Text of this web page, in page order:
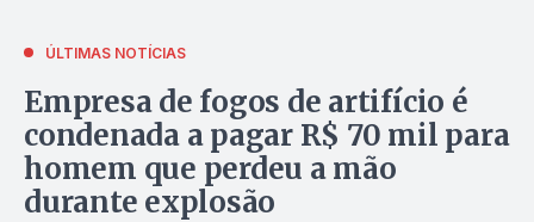
ÚLTIMAS NOTÍCIAS
Empresa de fogos de artifício é
condenada a pagar R$ 70 mil para
homem que perdeu a mão
durante explosão